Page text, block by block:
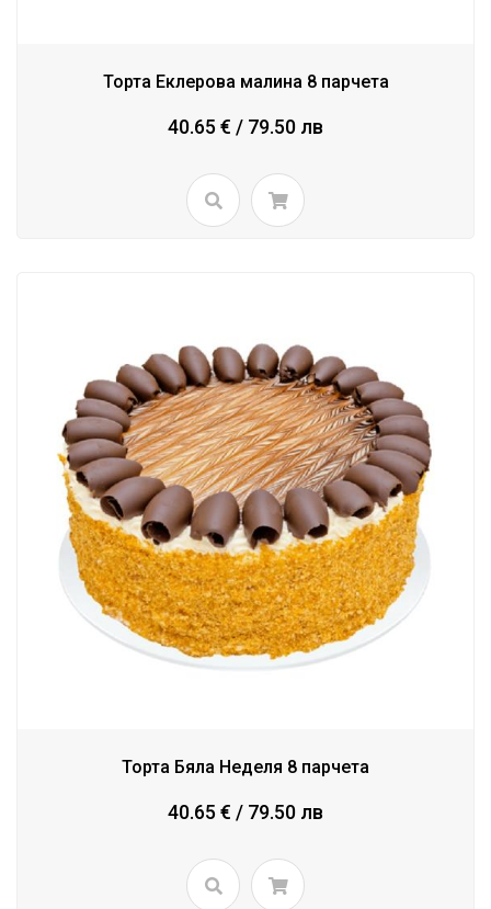
Торта Еклерова малина 8 парчета
40.65 € / 79.50 лв
Торта Бяла Неделя 8 парчета
40.65 € / 79.50 лв